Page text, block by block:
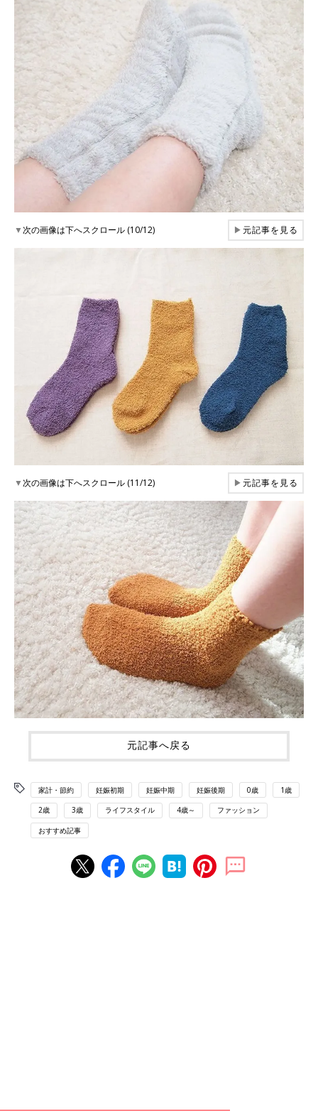
▼次の画像は下へスクロール (10/12) ▶元記事を見る
▼次の画像は下へスクロール (11/12) ▶元記事を見る
元記事へ戻る
家計・節約 妊娠初期 妊娠中期 妊娠後期 0歳 1歳
2歳 3歳 ライフスタイル 4歳～ ファッション
おすすめ記事